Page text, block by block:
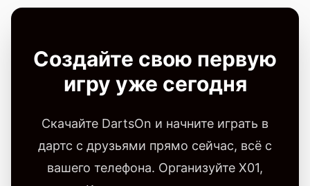
Создайте свою первую
игру уже сегодня
Скачайте DartsOn и начните играть в
дартс с друзьями прямо сейчас, всё с
вашего телефона. Организуйте X01,